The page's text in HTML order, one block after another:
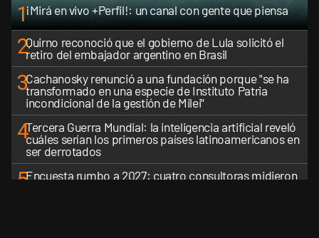
1¡Mirá en vivo +Perfil!: un canal con gente que piensa
2Quirno reconoció que el gobierno de Lula solicitó el
retiro del embajador argentino en Brasil
3Cachanosky renunció a una fundación porque "se ha
transformado en una especie de Instituto Patria
incondicional de la gestión de Milei"
4Tercera Guerra Mundial: la inteligencia artificial reveló
cuáles serían los primeros países latinoamericanos en
ser derrotados
5Encuesta rumbo a 2027: cuatro consultoras midieron